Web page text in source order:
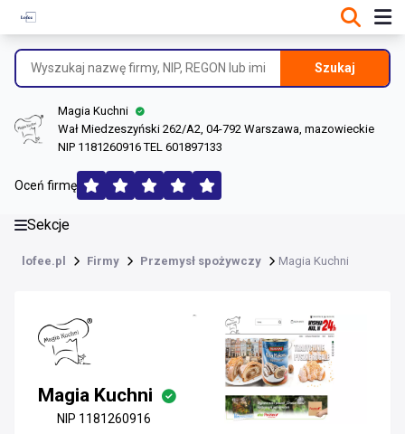
Szukaj
Magia Kuchni
Wał Miedzeszyński 262/A2, 04-792 Warszawa, mazowieckie
NIP 1181260916 TEL 601897133
Oceń firmę
Sekcje
lofee.pl Firmy Przemysł spożywczy Magia Kuchni
Informacje o firmie
Dane rejestrowe
Lokalizacje
Opinie (160)
Magia Kuchni
NIP 1181260916